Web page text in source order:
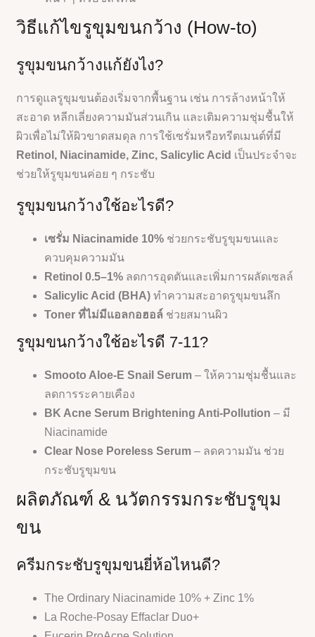
วิธีแก้ไขรูขุมขนกว้าง (How-to)
รูขุมขนกว้างแก้ยังไง?
การดูแลรูขุมขนต้องเริ่มจากพื้นฐาน เช่น การล้างหน้าให้
สะอาด หลีกเลี่ยงความมันส่วนเกิน และเติมความชุ่มชื้นให้
ผิวเพื่อไม่ให้ผิวขาดสมดุล การใช้เซรั่มหรือทรีตเมนต์ที่มี
Retinol, Niacinamide, Zinc, Salicylic Acid เป็นประจำจะ
ช่วยให้รูขุมขนค่อย ๆ กระชับ
รูขุมขนกว้างใช้อะไรดี?
เซรั่ม Niacinamide 10% ช่วยกระชับรูขุมขนและ
ควบคุมความมัน
Retinol 0.5–1% ลดการอุดตันและเพิ่มการผลัดเซลล์
Salicylic Acid (BHA) ทำความสะอาดรูขุมขนลึก
Toner ที่ไม่มีแอลกอฮอล์ ช่วยสมานผิว
รูขุมขนกว้างใช้อะไรดี 7-11?
Smooto Aloe-E Snail Serum – ให้ความชุ่มชื้นและ
ลดการระคายเคือง
BK Acne Serum Brightening Anti-Pollution – มี
Niacinamide
Clear Nose Poreless Serum – ลดความมัน ช่วย
กระชับรูขุมขน
ผลิตภัณฑ์ & นวัตกรรมกระชับรูขุม
ขน
ครีมกระชับรูขุมขนยี่ห้อไหนดี?
The Ordinary Niacinamide 10% + Zinc 1%
La Roche-Posay Effaclar Duo+